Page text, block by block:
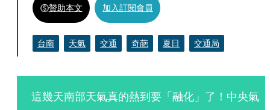
贊助本文 加入訂閱會員
台南 天氣 交通 奇葩 夏日 交通局
這幾天南部天氣真的熱到要「融化」了！中央氣